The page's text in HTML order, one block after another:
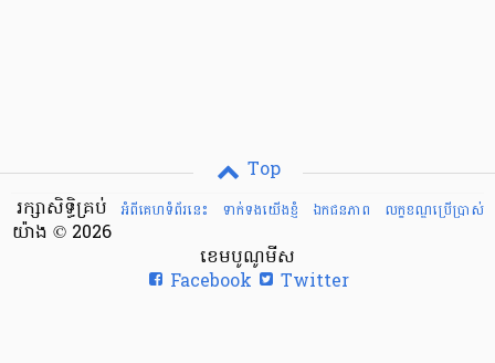
Top
អំពីគេហទំព័រនេះ
ទាក់ទងយើងខ្ញំ ឯកជនភាព លក្ខខណ្ឌ​ប្រើ​ប្រាស់
រក្សាសិទ្ធិគ្រប់
យ៉ាង © 2026
ខេមបូណូមីស
Facebook
Twitter